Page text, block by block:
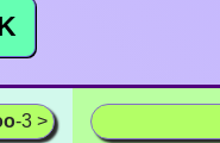
-3 >